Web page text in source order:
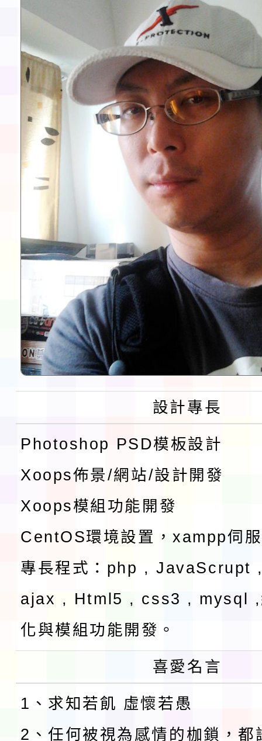
請一案
設計專長
Photoshop PSD模板設計
Xoops佈景/網站/設計開發
Xoops模組功能開發
CentOS環境設置，xampp伺
專長程式：php , JavaScrupt
ajax , Html5 , css3 , mysql ,
化與模組功能開發。
喜愛名言
1、求知若飢 虛懷若愚
2、任何被視為感情的枷鎖，都